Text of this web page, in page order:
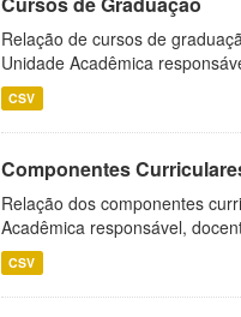
Relação de cursos de
Unidade Acadêmica
CSV
Componentes
Relação dos componentes
Acadêmica responsável,
CSV